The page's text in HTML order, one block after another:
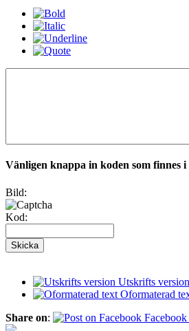
Vänligen knappa in koden som finnes
Bild:
Kod:
Utskrifts version
Oformaterad
Share on: Facebook